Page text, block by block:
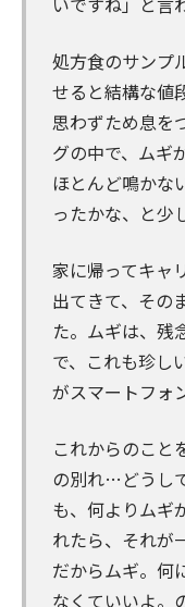
処方食のサンプ
せると結構な値
思わずため息を
グの中で、ムギ
ほとんど鳴かな
ったかな、と少
家に帰ってキャ
出てきて、その
た。ムギは、残
で、これも珍し
がスマートフォ
これからのこと
の別れ…どうし
も、何よりムギ
れたら、それが
だからムギ。何
なくていいよ。